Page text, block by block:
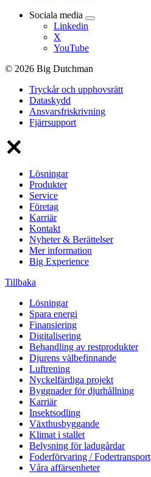
Sociala media
Linkedin
X
YouTube
© 2026 Big Dutchman
Tryckår och upphovsrätt
Dataskydd
Ansvarsfriskrivning
Fjärrsupport
Lösningar
Produkter
Service
Företag
Karriär
Kontakt
Nyheter & Berättelser
Mer information
Big Experience
Tillbaka
Lösningar
Spara energi
Finansiering
Digitalisering
Behandling av restprodukter
Djurens välbefinnande
Luftrening
Nyckelfärdiga projekt
Byggnader för djurhållning
Karriär
Insektsodling
Växthusbyggande
Klimat i stallet
Belysning för ladugårdar
Foderförvaring / Fodertransport
Våra affärsenheter